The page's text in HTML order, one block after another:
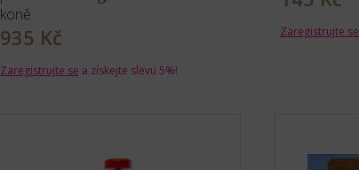
koně
935 Kč
Zaregistrujte se a získejte slevu 5%!
Zaregistrujte se